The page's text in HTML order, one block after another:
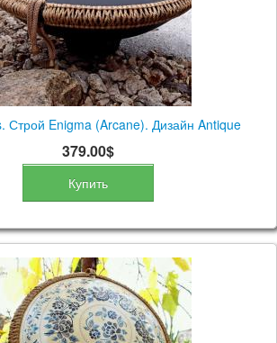
Строй Enigma (Arcane). Дизайн Antique
379.00$
Купить